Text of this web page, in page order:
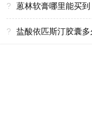
? 蒽林软膏哪里能买到
? 盐酸依匹斯汀胶囊